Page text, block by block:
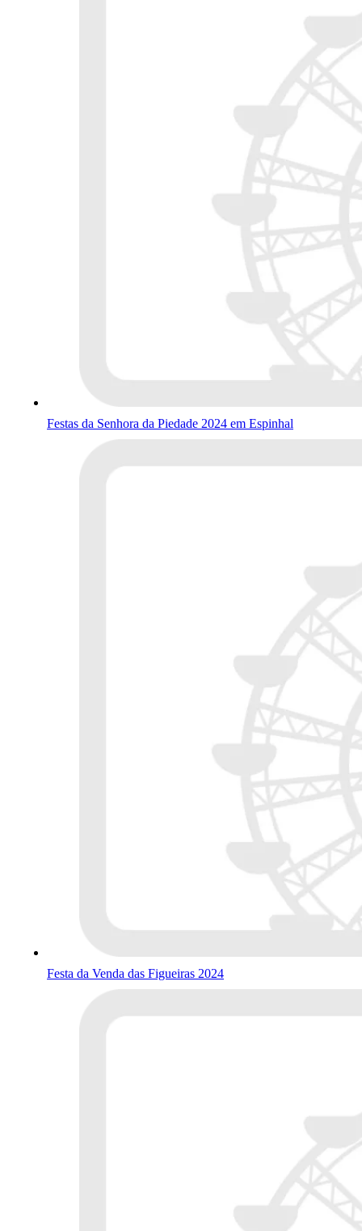
Festas da Senhora da Piedade 2024 em Espinhal
Festa da Venda das Figueiras 2024